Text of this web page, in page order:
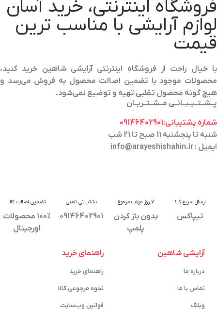
فروشگاه اینترنتی، خرید آسان
لوازم آرایشی با مناسب ترین
قیمت
با خیال راحت از فروشگاه اینترنتی آرایشی شاهین خرید کنید،
محصولات موجود با تضمین اصالت محصول به فروش می‌رسد و
هیچ گونه محصول تقلبی تهیه و توضیع نمی‌شود.
پــشــتــیــبــانــی مــشــتــریــان
شماره پشتیبانی:09146402901
شنبه تا پنجشنبه 11 صبح تا 21 شب
ایمیل : info@arayeshishahin.ir
ارسال سریع کالا
تیپاکس
7 روز مهلت مرجوع
بدون باز کردن
پلمپ
پشتیبانی تلفنی
09146402901
تضمین اصالت کالا
100% محصولات
اورجینال
آرایشی شاهین
درباره ما
تماس با ما
وبلاگ
راهنمای خرید
راهنمای خرید
نحوه مرجوعی کالا
قوانین وب‌سایت